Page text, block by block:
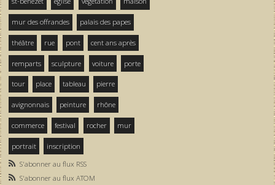
mur des offrandes palais des papes
théâtre rue pont cent ans après
remparts sculpture voiture porte
tour place tableau pierre
avignonnais peinture rhône
commerce festival rocher mur
portrait
inscription
S'abonner au flux RSS
S'abonner au flux ATOM